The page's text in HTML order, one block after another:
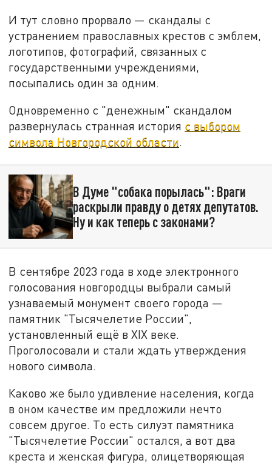
И тут словно прорвало — скандалы с
устранением православных крестов с эмблем,
логотипов, фотографий, связанных с
государственными учреждениями,
посыпались один за одним.
Одновременно с "денежным" скандалом
развернулась странная история с выбором
символа Новгородской области.
В Думе "собака порылась": Враги
раскрыли правду о детях депутатов.
Ну и как теперь с законами?
В сентябре 2023 года в ходе электронного
голосования новгородцы выбрали самый
узнаваемый монумент своего города —
памятник "Тысячелетие России",
установленный ещё в XIX веке.
Проголосовали и стали ждать утверждения
нового символа.
Каково же было удивление населения, когда
в оном качестве им предложили нечто
совсем другое. То есть силуэт памятника
"Тысячелетие России" остался, а вот два
креста и женская фигура, олицетворяющая